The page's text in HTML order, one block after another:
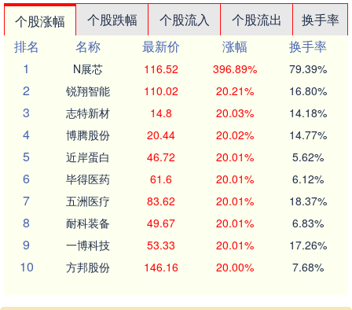
个股涨幅 个股跌幅 个股流入 个股流出
换手率
排名
名称 最新价 涨幅
换手率
1
N展芯 116.52 396.89% 79.39%
2 锐翔智能 110.02 20.21% 16.80%
3 志特新材 14.8 20.03% 14.18%
4 博腾股份 20.44 20.02% 14.77%
5 近岸蛋白 46.72 20.01% 5.62%
6 毕得医药 61.6 20.01% 6.12%
7 五洲医疗 83.62 20.01% 18.37%
8 耐科装备 49.67 20.01% 6.83%
9 一博科技 53.33 20.01% 17.26%
10 方邦股份 146.16 20.00% 7.68%